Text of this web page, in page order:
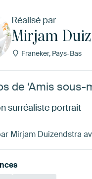
Réalisé par
Mirjam
Franeker, Pays-Bas
de ‘Amis sous-
surréaliste portrait
Mirjam Duizendstra